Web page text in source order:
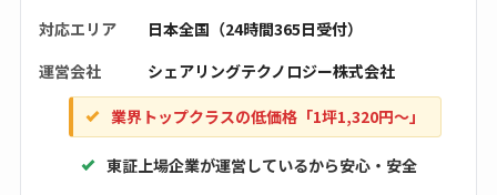
対応エリア
日本全国（24時間365日受付）
運営会社
シェアリングテクノロジー株式会社
業界トップクラスの低価格「1坪1,320円〜」
東証上場企業が運営しているから安心・安全